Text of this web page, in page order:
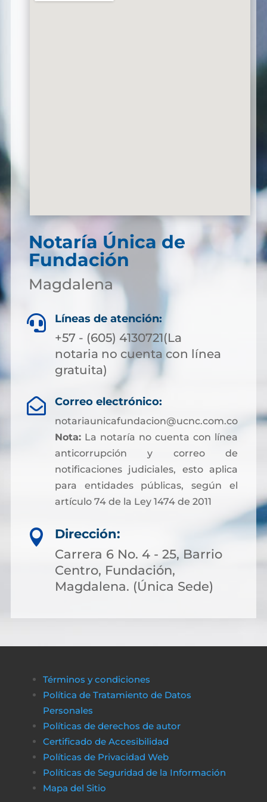
Notaría Única de
Fundación
Magdalena
 Líneas de atención:
+57 - (605) 4130721(La
notaria no cuenta con línea
gratuita)
 Correo electrónico:
notariaunicafundacion@ucnc.com.co
Nota:La notaría no cuenta con línea
anticorrupción y correo de
notificaciones judiciales, esto aplica
para entidades públicas, según el
artículo 74 de la Ley 1474 de 2011

Dirección:
Carrera 6 No. 4 - 25, Barrio
Centro, Fundación,
Magdalena. (Única Sede)
Términos y condiciones
Política de Tratamiento de Datos
Personales
Políticas de derechos de autor
Certificado de Accesibilidad
Políticas de Privacidad Web
Políticas de Seguridad de la Información
Mapa del Sitio